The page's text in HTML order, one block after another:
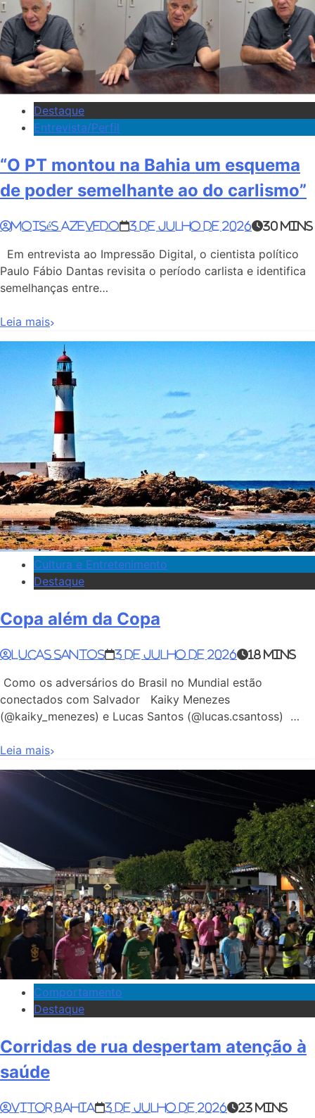
Destaque
Entrevista/Perfil
“O PT montou na Bahia um esquema
de poder semelhante ao do carlismo”
Moisés Azevedo 3 de julho de 2026 30 mins
Em entrevista ao Impressão Digital, o cientista político
Paulo Fábio Dantas revisita o período carlista e identifica
semelhanças entre…
Leia mais
Cultura e Entretenimento
Destaque
Copa além da Copa
Lucas Santos 3 de julho de 2026 18 mins
Como os adversários do Brasil no Mundial estão
conectados com Salvador Kaiky Menezes
(@kaiky_menezes) e Lucas Santos (@lucas.csantoss) …
Leia mais
Comportamento
Destaque
Corridas de rua despertam atenção à
saúde
Vitor Bahia 3 de julho de 2026 23 mins